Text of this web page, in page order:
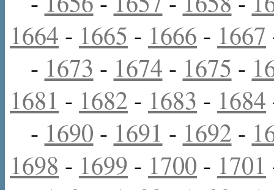
1664 - 1665 - 1666 - 1667
- 1673 - 1674 - 1675 -
1681 - 1682 - 1683 - 1684
- 1690 - 1691 - 1692 -
1698 - 1699 - 1700 - 1701